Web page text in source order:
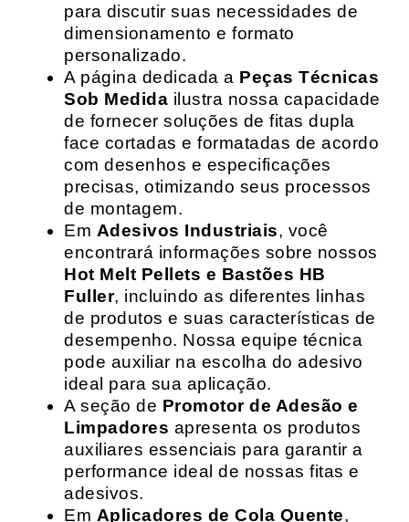
para discutir suas necessidades de
dimensionamento e formato
personalizado.
A página dedicada a Peças Técnicas
Sob Medida ilustra nossa capacidade
de fornecer soluções de fitas dupla
face cortadas e formatadas de acordo
com desenhos e especificações
precisas, otimizando seus processos
de montagem.
Em Adesivos Industriais, você
encontrará informações sobre nossos
Hot Melt Pellets e Bastões HB
Fuller, incluindo as diferentes linhas
de produtos e suas características de
desempenho. Nossa equipe técnica
pode auxiliar na escolha do adesivo
ideal para sua aplicação.
A seção de Promotor de Adesão e
Limpadores apresenta os produtos
auxiliares essenciais para garantir a
performance ideal de nossas fitas e
adesivos.
Em Aplicadores de Cola Quente,